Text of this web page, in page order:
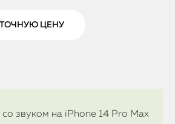
ТОЧНУЮ ЦЕНУ
со звуком на iPhone 14 Pro Max